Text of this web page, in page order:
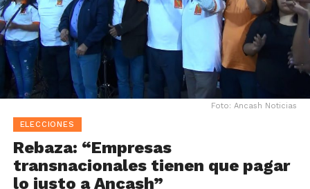
Foto: Ancash Noticias
ELECCIONES
Rebaza: “Empresas
transnacionales tienen que pagar
lo justo a Ancash”